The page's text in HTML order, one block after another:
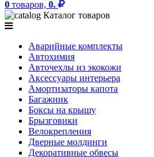
0 товаров, 0.
Каталог товаров
Аварийные комплекты
Автохимия
Авточехлы из экокожи
Аксессуары интерьера
Амортизаторы капота
Багажник
Боксы на крышу
Брызговики
Велокрепления
Дверные молдинги
Декоративные обвесы